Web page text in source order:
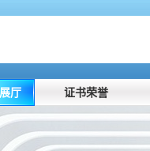
厅 证书荣誉